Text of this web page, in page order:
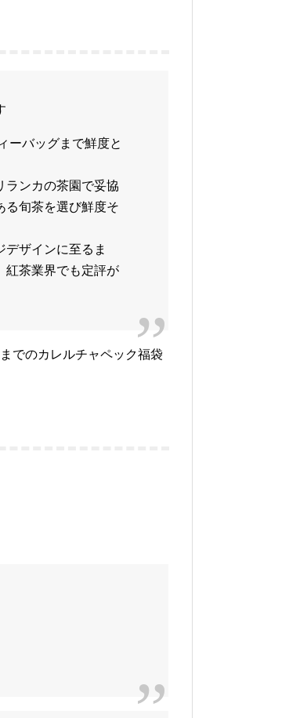
ーバッグまで鮮度と
ランカの茶園で妥協
る旬茶を選び鮮度そ
ザインに至るま
紅茶業界でも定評が
でのカレルチャペック福袋